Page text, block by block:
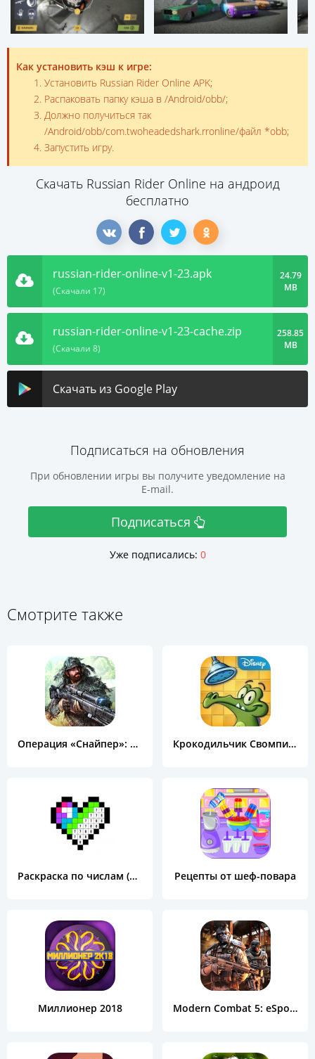
Как установить кэш к игре:
Установить Russian Rider Online APK;
Распаковать папку кэша в /Android/obb/;
Должно получиться так
/Android/obb/com.twoheadedshark.rronline/файл *obb;
Запустить игру.
Скачать Russian Rider Online на андроид
бесплатно
russian-rider-online-v1-23.apk
(Скачали 17)
24.79
MB
russian-rider-online-v1-23-cache.zip
(Скачали 8)
258.85
MB
Скачать из Google Play
Подписаться на обновления
При обновлении игры вы получите уведомление на
E-mail.
Подписаться
Уже подписались: 0
Смотрите также
Операция «Снайпер»: Топ 3D шутер Крокодильчик Свомпи Free
Раскраска по числам (Color by Number) Рецепты от шеф-повара
Миллионер 2018 Modern Combat 5: eSports FPS